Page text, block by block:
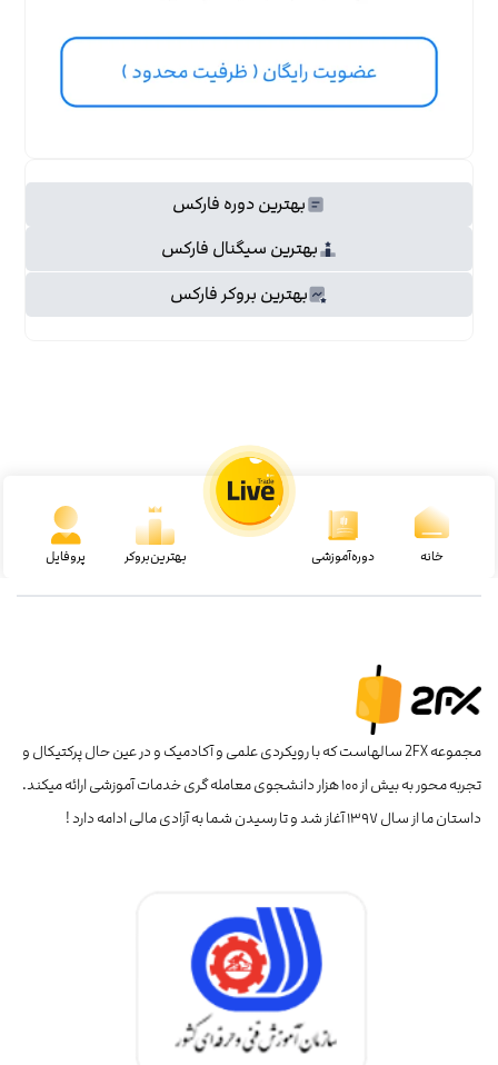
بهترین دوره فارکس
بهترین سیگنال فارکس
بهترین بروکر فارکس
خانه دوره‌آموزشی بهترین‌بروکر پروفایل
مجموعه 2FX سالهاست که با رویکردی علمی و آکادمیک و در عین حال پرکتیکال و
تجربه محور به بیش از ۱۰۰ هزار دانشجوی معامله گری خدمات آموزشی ارائه میکند.
داستان ما از سال ۱۳۹۷ آغاز شد و تا رسیدن شما به آزادی مالی ادامه دارد !